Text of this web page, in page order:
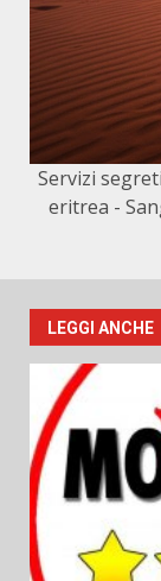
Servizi
eritrea -
LEGGI ANCHE